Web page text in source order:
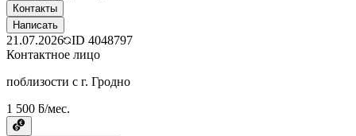
Контакты
Написать
21.07.2026 ID 4048797
Контактное лицо
поблизости с г. Гродно
1 500 ƃ/мес.